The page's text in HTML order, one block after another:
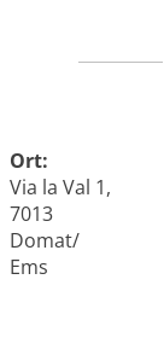
Ort:
Via la Val 1,
7013
Domat/
Ems